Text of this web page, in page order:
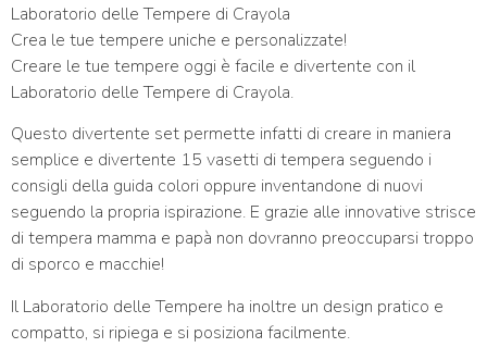
Laboratorio delle Tempere di Crayola
Crea le tue tempere uniche e personalizzate!
Creare le tue tempere oggi è facile e divertente con il
Laboratorio delle Tempere di Crayola.
Questo divertente set permette infatti di creare in maniera
semplice e divertente 15 vasetti di tempera seguendo i
consigli della guida colori oppure inventandone di nuovi
seguendo la propria ispirazione. E grazie alle innovative strisce
di tempera mamma e papà non dovranno preoccuparsi troppo
di sporco e macchie!
Il Laboratorio delle Tempere ha inoltre un design pratico e
compatto, si ripiega e si posiziona facilmente.